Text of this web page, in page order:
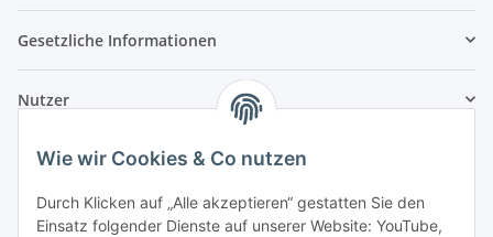
Wie wir Cookies & Co nutzen
Durch Klicken auf „Alle akzeptieren“ gestatten Sie den
Einsatz folgender Dienste auf unserer Website: YouTube,
Gesetzliche Informationen
Nutzer